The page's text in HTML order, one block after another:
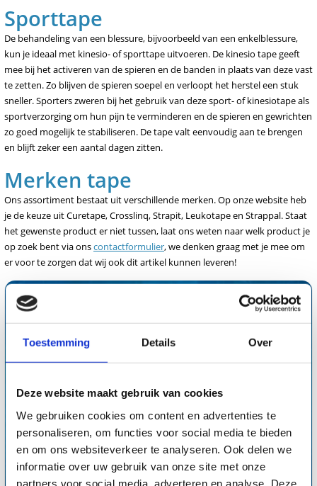
Toestemming Details Over
Deze website maakt gebruik van cookies
We gebruiken cookies om content en advertenties te
personaliseren, om functies voor social media te bieden
en om ons websiteverkeer te analyseren. Ook delen we
informatie over uw gebruik van onze site met onze
partners voor social media, adverteren en analyse. Deze
Sporttape
De behandeling van een blessure, bijvoorbeeld van een enkelblessure,
kun je ideaal met kinesio- of sporttape uitvoeren. De kinesio tape geeft
mee bij het activeren van de spieren en de banden in plaats van deze vast
te zetten. Zo blijven de spieren soepel en verloopt het herstel een stuk
sneller. Sporters zweren bij het gebruik van deze sport- of kinesiotape als
sportverzorging om hun pijn te verminderen en de spieren en gewrichten
zo goed mogelijk te stabiliseren. De tape valt eenvoudig aan te brengen
en blijft zeker een aantal dagen zitten.
Merken tape
Ons assortiment bestaat uit verschillende merken. Op onze website heb
je de keuze uit Curetape, Crosslinq, Strapit, Leukotape en Strappal. Staat
het gewenste product er niet tussen, laat ons weten naar welk product je
op zoek bent via onscontactformulier, we denken graag met je mee om
er voor te zorgen dat wij ook dit artikel kunnen leveren!